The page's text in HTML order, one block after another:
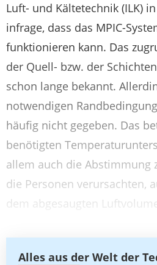
Luft- und Kältetechnik (ILK)
infrage, dass das MPIC-
funktionieren kann. Das
der Quell- bzw. der
schon lange bekannt.
notwendigen
häufig nicht gegeben. Das
benötigten
allem auch die Abstimmung
die Personen verursachten,
dem abgesaugten
Alles aus der Welt der